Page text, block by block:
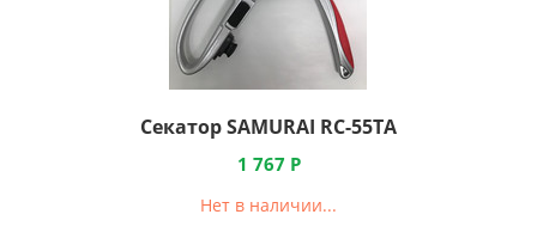
Секатор SAMURAI RC-55TA
1 767 Р
Нет в наличии...